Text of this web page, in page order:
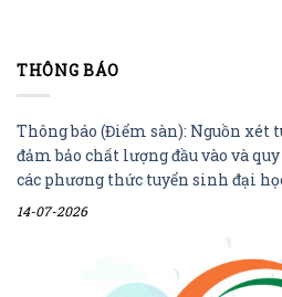
THÔNG BÁO
Thông báo (Điểm sàn): Nguồn xét
đảm bảo chất lượng đầu vào và
các phương thức tuyển sinh đại
14-07-2026